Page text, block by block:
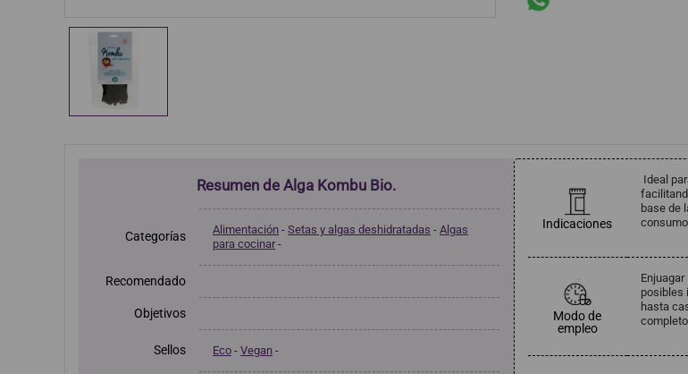
Resumen de Alga Kombu Bio.
Categorías Alimentación - Setas y algas deshidratadas - Algas
para cocinar -
Recomendado
Objetivos
Sellos Eco - Vegan -
Indicaciones
Ideal
base de
Modo de
empleo
posibles
hasta